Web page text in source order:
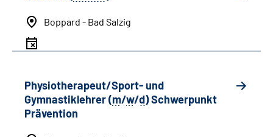
Boppard - Bad Salzig
Physiotherapeut/Sport- und
Gymnastiklehrer (m/w/d) Schwerpunkt
Prävention